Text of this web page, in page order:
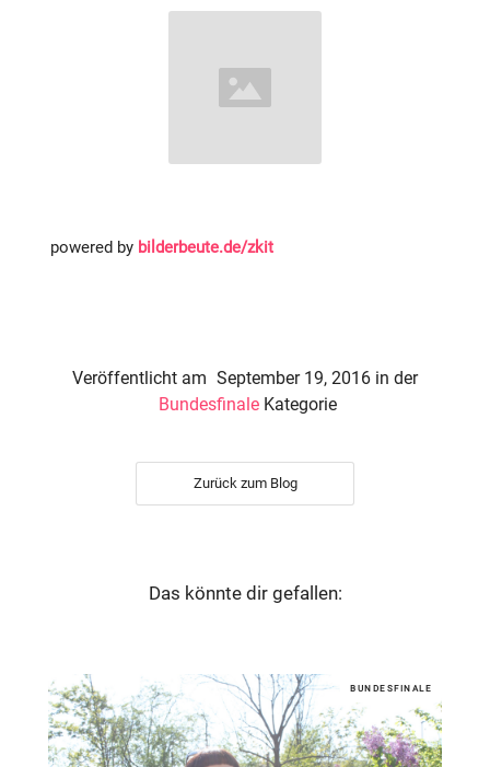
powered by bilderbeute.de/zkit
Veröffentlicht am September 19, 2016 in der
Bundesfinale Kategorie
Zurück zum Blog
Das könnte dir gefallen:
BUNDESFINALE